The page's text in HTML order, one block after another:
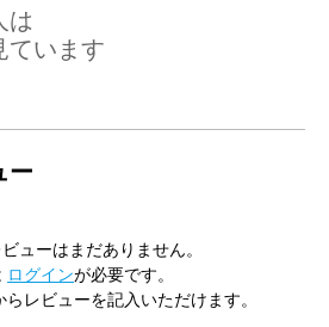
は
ています
ー
ューはまだありません。
ログインが必要です。
らレビューを記入いただけます。